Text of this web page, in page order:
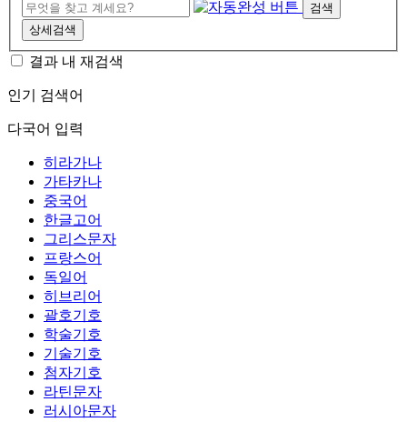
검색
상세검색
결과 내 재검색
인기 검색어
다국어 입력
히라가나
가타카나
중국어
한글고어
그리스문자
프랑스어
독일어
히브리어
괄호기호
학술기호
기술기호
첨자기호
라틴문자
러시아문자